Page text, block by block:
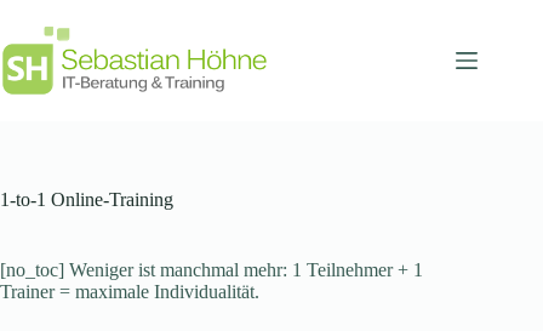
springen
1-to-1 Online-Training
[no_toc] Weniger ist manchmal mehr: 1 Teilnehmer + 1
Trainer = maximale Individualität.